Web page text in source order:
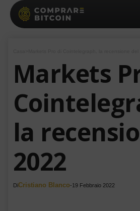
Markets
la
2022
DiCristiano Blanco-19 Febbraio 2022